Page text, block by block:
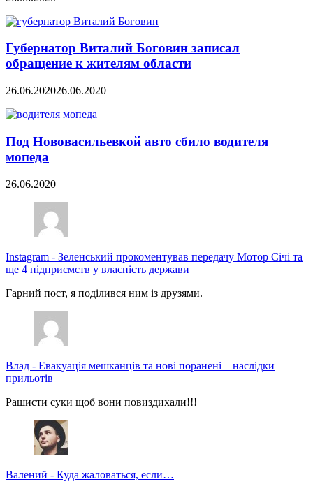
Губернатор Виталий Боговин записал
обращение к жителям области
26.06.202026.06.2020
Под Нововасильевкой авто сбило водителя
мопеда
26.06.2020
Instagram - Зеленський прокоментував передачу Мотор Січі та
ще 4 підприємств у власність держави
Гарний пост, я поділився ним із друзями.
Влад - Евакуація мешканців та нові поранені – наслідки
прильотів
Рашисти суки щоб вони повиздихали!!!
Валений - Куда жаловаться, если…